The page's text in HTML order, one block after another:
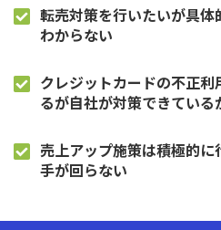
転売対策を行いたいが具
わからない
クレジットカードの不正
るが自社が対策できている
売上アップ施策は積極的
手が回らない